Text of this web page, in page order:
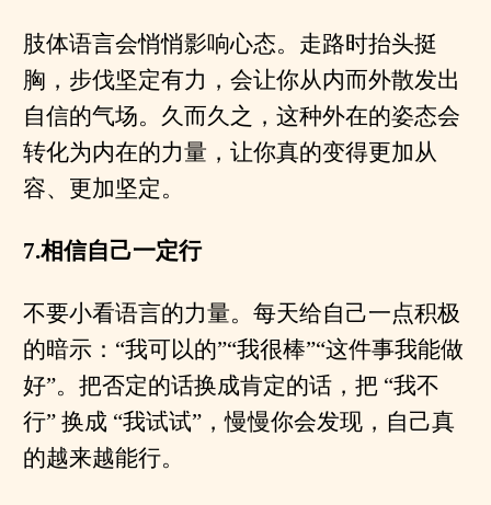
肢体语言会悄悄影响心态。走路时抬头挺
胸，步伐坚定有力，会让你从内而外散发出
自信的气场。久而久之，这种外在的姿态会
转化为内在的力量，让你真的变得更加从
容、更加坚定。
7.相信自己一定行
不要小看语言的力量。每天给自己一点积极
的暗示：“我可以的”“我很棒”“这件事我能做
好”。把否定的话换成肯定的话，把 “我不
行” 换成 “我试试”，慢慢你会发现，自己真
的越来越能行。